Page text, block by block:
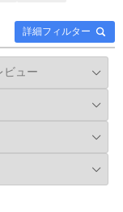
詳細フィルター